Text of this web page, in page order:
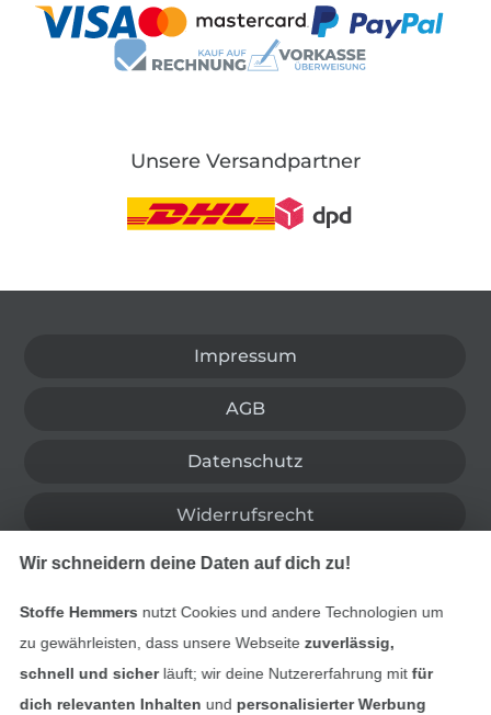
Unsere Versandpartner
Impressum
AGB
Datenschutz
Widerrufsrecht
Kontakt
Wir schneidern deine Daten auf dich zu!
Stoffe Hemmers nutzt Cookies und andere Technologien um
zu gewährleisten, dass unsere Webseite zuverlässig,
schnell und sicherläuft; wir deine Nutzererfahrung mitfür
dich relevanten Inhalten und personalisierter Werbung